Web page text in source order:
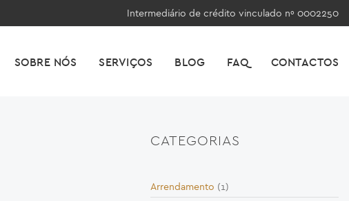
Intermediário de crédito vinculado nº 0002250
SOBRE NÓS SERVIÇOS BLOG FAQ CONTACTOS
CATEGORIAS
Arrendamento (1)